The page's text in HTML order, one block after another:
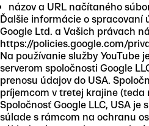
názov a URL načítaného
Ďalšie informácie o spracovaní
Google Ltd. a Vašich právach
https://policies.google.com/
Na používanie služby YouTube
serverom spoločnosti Google
prenosu údajov do USA.
príjemcom v tretej krajine (teda
Spoločnosť Google LLC, USA
súlade s rámcom na ochranu